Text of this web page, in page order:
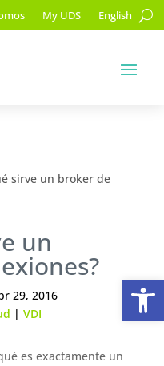
My UDS English
sirve un broker de
un
29, 2016
| VDI
es exactamente un